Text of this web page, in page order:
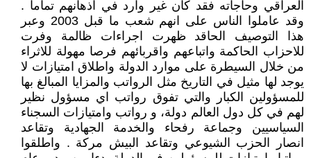
العراقي وحاجاته فقد كان غير وارد في اذهانهم تماما .
وقد عاملوا الناس على انهم شعب ما قبل 2003 وعبر
هذا التوصيف الحاقد ظهرت اجراءات ظالمة وفرت
للاحزاب الحاكمة واتباعهم واقربائهم فرصا مهولة للاثراء
من خلال السيطرة على موارد الدولة واطلاق امتيازات لا
يوجد لها مثيل في التاريخ مثل الرواتب والمزايا المبالغ بها
للمسؤولين الكبار والتي تفوق رواتب اي مسؤول نظير
لهم في كل دول العالم دولة، و رواتب وامتيازات السجناء
السياسيين وجماعة رفحاء والخدمة الجهادية وتقاعد
انصار الحزب الشيوعي وتقاعد البيش مركة . واطلقوا